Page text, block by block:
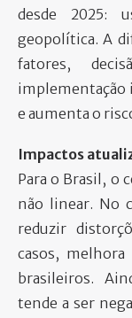
desde 2025:
geopolítica. A
fatores,
implementação
e aumenta o
Impactos
Para o Brasil, o
não linear. No
reduzir
casos,
brasileiros.
tende a ser